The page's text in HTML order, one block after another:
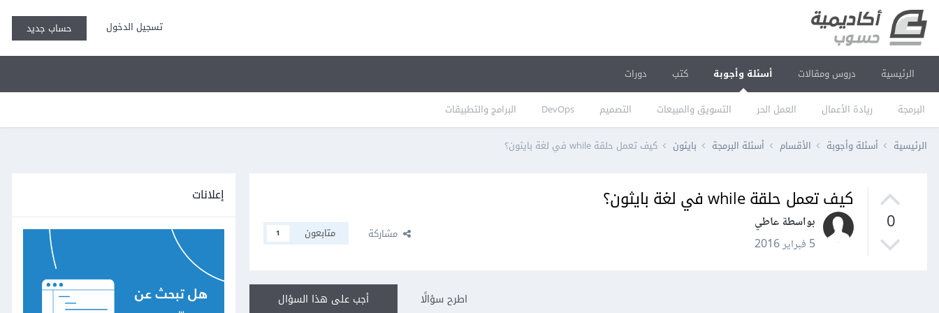
تسجيل الدخول حساب جديد
الرئيسية دروس ومقالات أسئلة وأجوبة
البرمجة ريادة الأعمال العمل الحر التسويق والمبيعات التصميم DevOps البرامج والتطبيقات
كتب دورات
الرئيسية أسئلة وأجوبة الأقسام أسئلة البرمجة بايثون كيف تعمل حلقة while في لغة بايثون؟
0
كيف تعمل حلقة while في لغة بايثون؟
بواسطة عاطي
5 فبراير 2016
مشاركة متابعون 1
أجب على هذا السؤال اطرح سؤالًا
إعلانات